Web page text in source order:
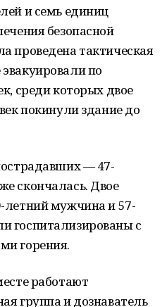
и семь единиц
безопасной
проведена тактическая
по
среди которых двое
покинули здание до
— 47-
скончалась. Двое
летний мужчина и 57-
госпитализированы с
горения.
работают
группа и дознаватель